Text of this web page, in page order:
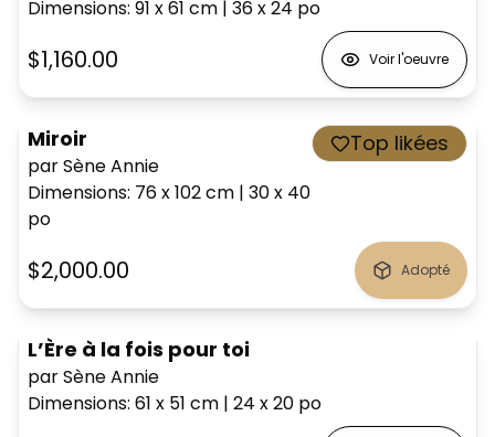
Dimensions: 91 x 61 cm | 36 x 24 po
$1,160.00 Voir l'oeuvre
Miroir
par Sène Annie
Dimensions: 76 x 102cm | 30 x 40
po
Top likées
$2,000.00 Adopté
L’Ère à la fois pour toi
par Sène Annie
Dimensions: 61 x 51 cm | 24 x 20 po